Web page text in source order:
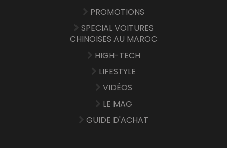
PROMOTIONS
SPECIAL VOITURES
CHINOISES AU MAROC
HIGH-TECH
LIFESTYLE
VIDÉOS
LE MAG
GUIDE D'ACHAT